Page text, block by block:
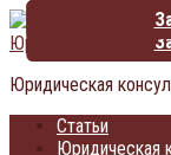
Перейти
к
контенту
ЮристПрав.RU
Юридическая
Статьи
Юридическая
Чтобы